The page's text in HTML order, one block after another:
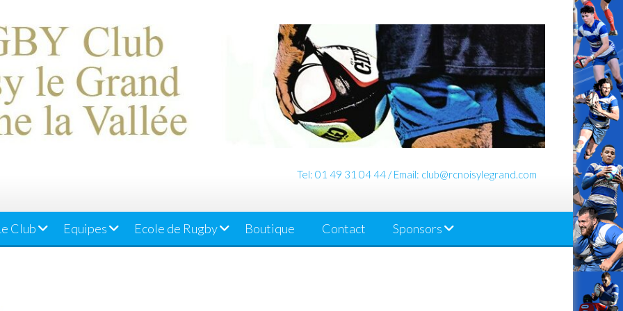
Tel: 01 49 31 04 44 / Email: club@rcnoisylegrand.com
Club Equipes Ecole de Rugby Boutique Contact Sponsors